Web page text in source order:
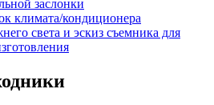
заслонки
климата/кондиционера
света и эскиз съемника для